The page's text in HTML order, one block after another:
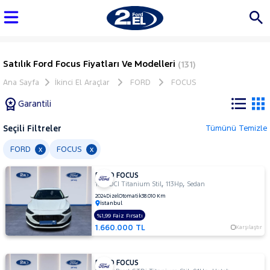
Satılık Ford Focus Fiyatları Ve Modelleri (131)
Ana Sayfa İkinci El Araçlar FORD FOCUS
Garantili
Tüm
AUDI
BMC
BMW
BYD
Seçili Filtreler Tümünü Temizle
FORD x FOCUS x
FORD FOCUS
1.5 TDCI Titanium Stil,113Hp, Sedan
2024DizelOtomatik38.010 Km
İstanbul
1.660.000 TL Karşılaştır
%1,99 Faiz Fırsatı
FORD FOCUS